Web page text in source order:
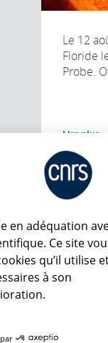
Le 12
Floride
Probe.
Lire plus
Charte
Données
en adéquation
Ce site
qu’il utilise
à son